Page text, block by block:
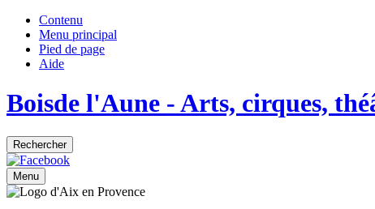
Contenu
Menu principal
Pied de page
Aide
Boisde l'Aune - Arts, cirques,
Rechercher
Menu